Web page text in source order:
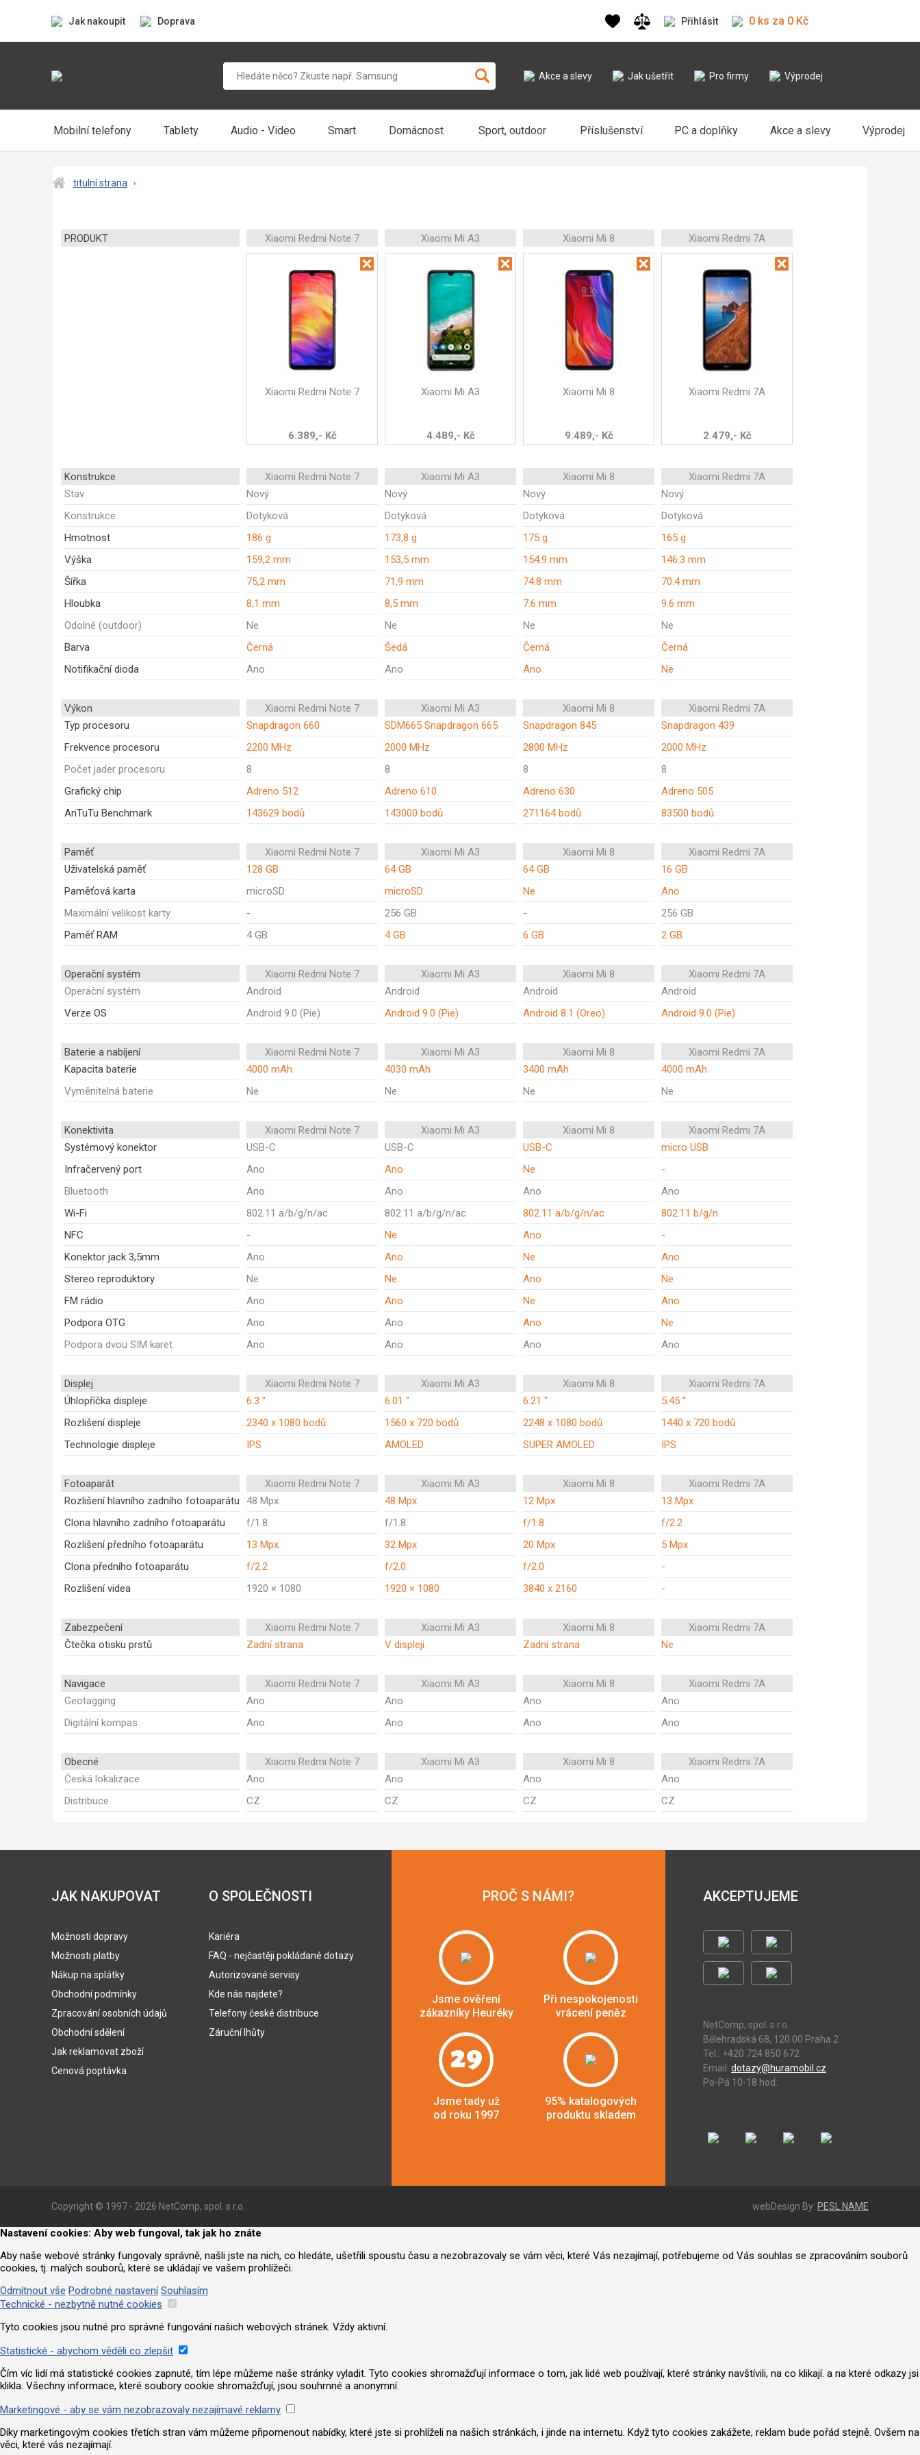
Jak nakoupit Doprava Přihlásit 0 ks za 0 Kč
Akce a slevy Jak ušetřit Pro firmy Výprodej
Mobilní telefony Tablety Audio - Video Smart Domácnost Sport, outdoor Příslušenství PC a doplňky Akce a slevy Výprodej
titulní strana
PRODUKT Xiaomi Redmi Note 7 Xiaomi Mi A3 Xiaomi Mi 8 Xiaomi Redmi 7A
Xiaomi Redmi Note 7
6.389,- Kč
Xiaomi Mi A3
4.489,- Kč
Xiaomi Mi 8
9.489,- Kč
Xiaomi Redmi 7A
2.479,- Kč
Konstrukce Xiaomi Redmi Note 7 Xiaomi Mi A3 Xiaomi Mi 8
Xiaomi Redmi 7A
Stav
Nový Nový Nový
Nový
Konstrukce
Dotyková Dotyková Dotyková
Dotyková
Hmotnost
186 g 173,8 g 175 g
165 g
Výška
159,2 mm 153,5 mm 154.9 mm
146.3 mm
Šířka
75,2 mm 71,9 mm 74.8 mm
70.4 mm
Hloubka
8,1 mm 8,5 mm 7.6 mm
9.6 mm
Odolné (outdoor)
Ne Ne Ne
Ne
Barva
Černá Šedá Černá
Černá
Notifikační dioda
Ano Ano Ano Ne
Výkon Xiaomi Redmi Note 7 Xiaomi Mi A3 Xiaomi Mi 8
Xiaomi Redmi 7A
Typ procesoru
Snapdragon 660 SDM665 Snapdragon 665 Snapdragon 845
Snapdragon 439
Frekvence procesoru
2200 MHz 2000 MHz 2800 MHz
2000 MHz
Počet jader procesoru
8 8 8
8
Grafický chip
Adreno 512 Adreno 610 Adreno 630
Adreno 505
AnTuTu Benchmark
143629 bodů 143000 bodů 271164 bodů 83500 bodů
Paměť Xiaomi Redmi Note 7 Xiaomi Mi A3 Xiaomi Mi 8
Xiaomi Redmi 7A
Uživatelská paměť
128 GB 64 GB 64 GB
16 GB
Paměťová karta
microSD microSD Ne
Ano
Maximální velikost karty
- 256 GB -
256 GB
Paměť RAM
4 GB 4 GB 6 GB 2 GB
Operační systém Xiaomi Redmi Note 7 Xiaomi Mi A3 Xiaomi Mi 8
Xiaomi Redmi 7A
Operační systém
Android Android Android
Android
Verze OS
Android 9.0 (Pie) Android 9.0 (Pie) Android 8.1 (Oreo) Android 9.0 (Pie)
Baterie a nabíjení Xiaomi Redmi Note 7 Xiaomi Mi A3 Xiaomi Mi 8
Xiaomi Redmi 7A
Kapacita baterie
4000 mAh 4030 mAh 3400 mAh
4000 mAh
Vyměnitelná baterie
Ne Ne Ne Ne
Konektivita Xiaomi Redmi Note 7 Xiaomi Mi A3 Xiaomi Mi 8
Xiaomi Redmi 7A
Systémový konektor
USB-C USB-C USB-C
micro USB
Infračervený port
Ano Ano Ne
-
Bluetooth
Ano Ano Ano
Ano
Wi-Fi
802.11 a/b/g/n/ac 802.11 a/b/g/n/ac 802.11 a/b/g/n/ac
802.11 b/g/n
NFC
- Ne Ano
-
Konektor jack 3,5mm
Ano Ano Ne
Ano
Stereo reproduktory
Ne Ne Ano
Ne
FM rádio
Ano Ano Ne
Ano
Podpora OTG
Ano Ano Ano
Ne
Podpora dvou SIM karet
Ano Ano Ano Ano
Displej Xiaomi Redmi Note 7 Xiaomi Mi A3 Xiaomi Mi 8
Xiaomi Redmi 7A
Úhlopříčka displeje
6.3 " 6.01 " 6.21 "
5.45 "
Rozlišení displeje
2340 x 1080 bodů 1560 x 720 bodů 2248 x 1080 bodů
1440 x 720 bodů
Technologie displeje
IPS AMOLED SUPER AMOLED IPS
Fotoaparát Xiaomi Redmi Note 7 Xiaomi Mi A3 Xiaomi Mi 8
Xiaomi Redmi 7A
Rozlišení hlavního zadního fotoaparátu
48 Mpx 48 Mpx 12 Mpx
13 Mpx
Clona hlavního zadního fotoaparátu
f/1.8 f/1.8 f/1.8
f/2.2
Rozlišení předního fotoaparátu
13 Mpx 32 Mpx 20 Mpx
5 Mpx
Clona předního fotoaparátu
f/2.2 f/2.0 f/2.0
-
Rozlišení videa
1920 × 1080 1920 × 1080 3840 x 2160 -
Zabezpečení Xiaomi Redmi Note 7 Xiaomi Mi A3 Xiaomi Mi 8
Xiaomi Redmi 7A
Čtečka otisku prstů
Zadní strana V displeji Zadní strana Ne
Navigace Xiaomi Redmi Note 7 Xiaomi Mi A3 Xiaomi Mi 8
Xiaomi Redmi 7A
Geotagging
Ano Ano Ano
Ano
Digitální kompas
Ano Ano Ano Ano
Obecné Xiaomi Redmi Note 7 Xiaomi Mi A3 Xiaomi Mi 8
Xiaomi Redmi 7A
Česká lokalizace
Ano Ano Ano
Ano
Distribuce
CZ CZ CZ CZ
JAK NAKUPOVAT
Možnosti dopravy
Možnosti platby
Nákup na splátky
Obchodní podmínky
Zpracování osobních údajů
Obchodní sdělení
Jak reklamovat zboží
Cenová poptávka
O SPOLEČNOSTI
Kariéra
FAQ - nejčastěji pokládané dotazy
Autorizované servisy
Kde nás najdete?
Telefony české distribuce
Záruční lhůty
PROČ S NÁMI?
Jsme ověření
zákazníky Heuréky
Při nespokojenosti
vrácení peněz
29
Jsme tady už
od roku 1997
95% katalogových
produktu skladem
AKCEPTUJEME
NetComp, spol. s r.o.
Bělehradská 68, 120 00 Praha 2
Tel.: +420 724 850 672
Email: dotazy@huramobil.cz
Po-Pá 10-18 hod.
Copyright © 1997 - 2026 NetComp, spol. s r.o. webDesign By: PESL.NAME
Nastavení cookies: Aby web fungoval, tak jak ho znáte
Aby naše webové stránky fungovaly správně, našli jste na nich, co hledáte, ušetřili spoustu času a nezobrazovaly se vám věci, které Vás nezajímají, potřebujeme od Vás souhlas se zpracováním souborů
cookies, tj. malých souborů, které se ukládají ve vašem prohlížeči.
Odmítnout vše Podrobné nastavení Souhlasím
Technické - nezbytně nutné cookies
Tyto cookies jsou nutné pro správné fungování našich webových stránek. Vždy aktivní.
Statistické - abychom věděli co zlepšit
Čím víc lidí má statistické cookies zapnuté, tím lépe můžeme naše stránky vyladit. Tyto cookies shromažďují informace o tom, jak lidé web používají, které stránky navštívili, na co klikají. a na které odkazy jsi
klikla. Všechny informace, které soubory cookie shromažďují, jsou souhrnné a anonymní.
Marketingové - aby se vám nezobrazovaly nezajímavé reklamy
Díky marketingovým cookies třetích stran vám můžeme připomenout nabídky, které jste si prohlíželi na našich stránkách, i jinde na internetu. Když tyto cookies zakážete, reklam bude pořád stejně. Ovšem na
věci, které vás nezajímají.